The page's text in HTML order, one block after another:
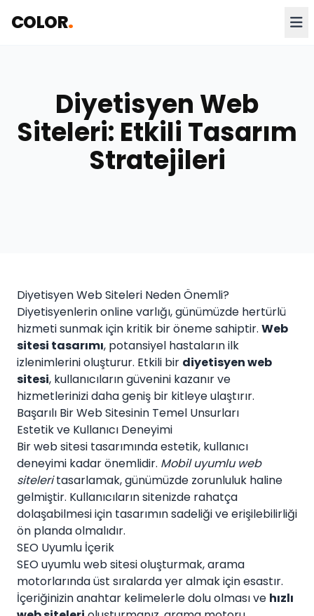
COLOR.
Diyetisyen Web
Siteleri: Etkili Tasarım
Stratejileri
Diyetisyen Web Siteleri Neden Önemli?
Diyetisyenlerin online varlığı, günümüzde hertürlü
hizmeti sunmak için kritik bir öneme sahiptir. Web
sitesi tasarımı, potansiyel hastaların ilk
izlenimlerini oluşturur. Etkili bir diyetisyen web
sitesi, kullanıcıların güvenini kazanır ve
hizmetlerinizi daha geniş bir kitleye ulaştırır.
Başarılı Bir Web Sitesinin Temel Unsurları
Estetik ve Kullanıcı Deneyimi
Bir web sitesi tasarımında estetik, kullanıcı
deneyimi kadar önemlidir. Mobil uyumlu web
siteleritasarlamak, günümüzde zorunluluk haline
gelmiştir. Kullanıcıların sitenizde rahatça
dolaşabilmesi için tasarımın sadeliği ve erişilebilirliği
ön planda olmalıdır.
SEO Uyumlu İçerik
SEO uyumlu web sitesi oluşturmak, arama
motorlarında üst sıralarda yer almak için esastır.
İçeriğinizin anahtar kelimelerle dolu olması ve hızlı